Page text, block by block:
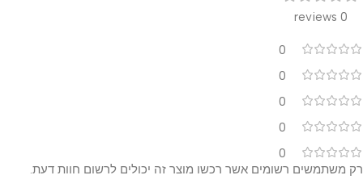
0 reviews
0
0
0
0
0
רק משתמשים רשומים אשר רכשו מוצר זה יכולים לרשום חוות דעת.